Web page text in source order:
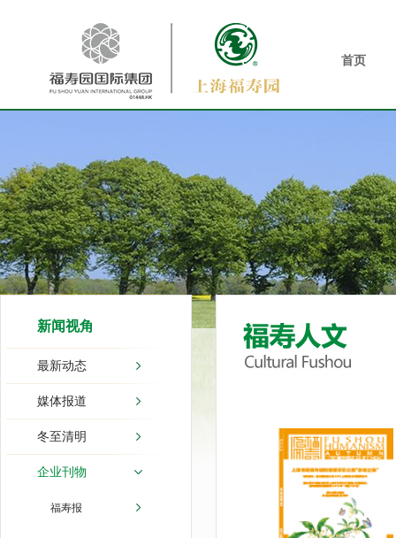
首页
新闻视角
最新动态
媒体报道
冬至清明
企业刊物
福寿报